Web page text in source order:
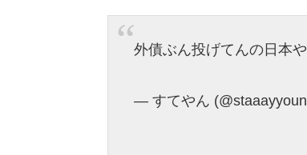
外債ぶん投げてんの日本
— すてやん